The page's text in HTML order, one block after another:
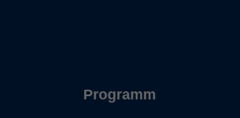
Programm